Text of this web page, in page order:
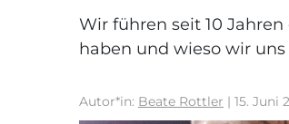
Wir führen seit 10
haben und wieso wir
Autor*in: Beate Rottler | 15. Juni